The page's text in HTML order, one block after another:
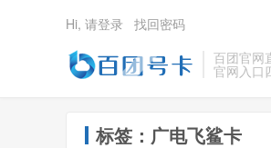
百团官网
官网入口
Hi, 请登录 找回密码
标签：广电飞鲨卡